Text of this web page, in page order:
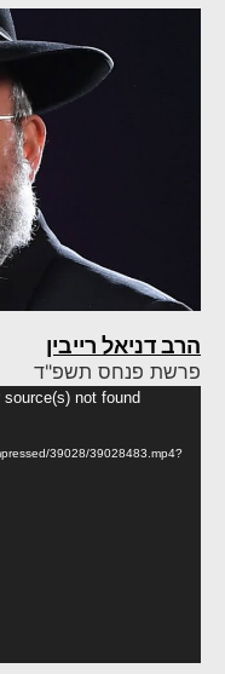
הרב דניאל רייבין
פרשת פנחס תשפ"ד
not found
39028/39028483.mp4?